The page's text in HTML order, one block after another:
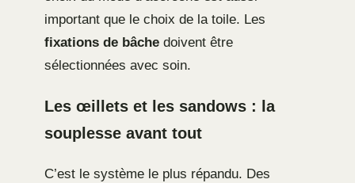
important que le choix de la toile. Les
fixations de bâche doivent être
sélectionnées avec soin.
Les œillets et les sandows : la
souplesse avant tout
C’est le système le plus répandu. Des